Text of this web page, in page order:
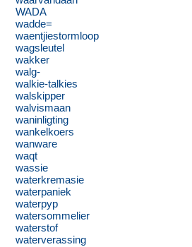
WADA
wadde=
waentjiestormloop
wagsleutel
wakker
walg-
walkie-talkies
walskipper
walvismaan
waninligting
wankelkoers
wanware
waqt
wassie
waterkremasie
waterpaniek
waterpyp
watersommelier
waterstof
waterverassing